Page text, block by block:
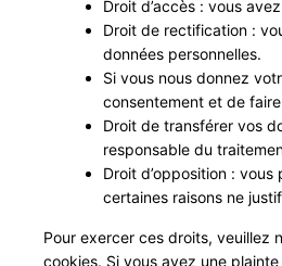
Droit d’accès : vous
Droit de rectification :
données personnelles.
Si vous nous donnez
consentement et de
Droit de transférer vos
responsable du
Droit d’opposition :
certaines raisons ne
Pour exercer ces droits, veuillez
cookies. Si vous avez une